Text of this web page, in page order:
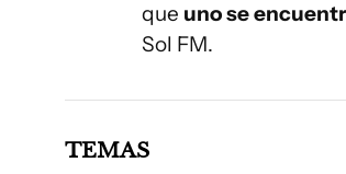
que uno se
Sol FM.
TEMAS